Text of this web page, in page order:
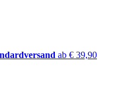
ab € 39,90